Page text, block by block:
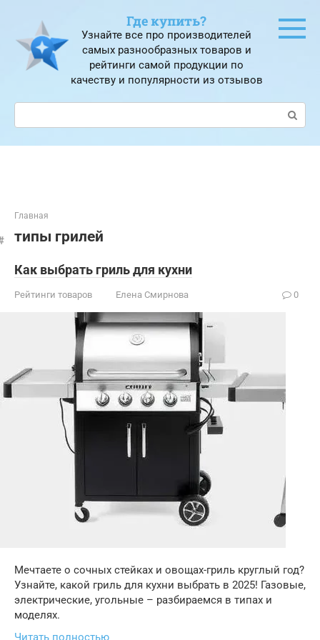
контенту
Где купить?
Узнайте все про производителей
самых разнообразных товаров и
рейтинги самой продукции по
качеству и популярности из отзывов
Поиск:
Главная
типы грилей
Как выбрать гриль для кухни
Рейтинги товаров Елена Смирнова 0
Мечтаете о сочных стейках и овощах-гриль круглый год?
Узнайте, какой гриль для кухни выбрать в 2025! Газовые,
электрические, угольные – разбираемся в типах и
моделях.
Читать полностью